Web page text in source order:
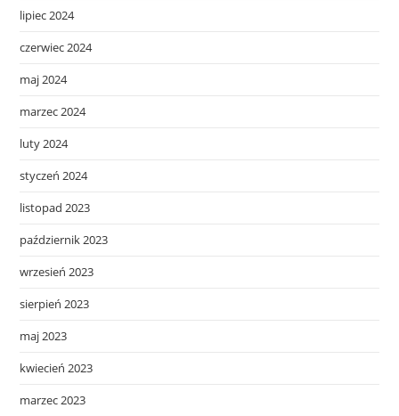
lipiec 2024
czerwiec 2024
maj 2024
marzec 2024
luty 2024
styczeń 2024
listopad 2023
październik 2023
wrzesień 2023
sierpień 2023
maj 2023
kwiecień 2023
marzec 2023